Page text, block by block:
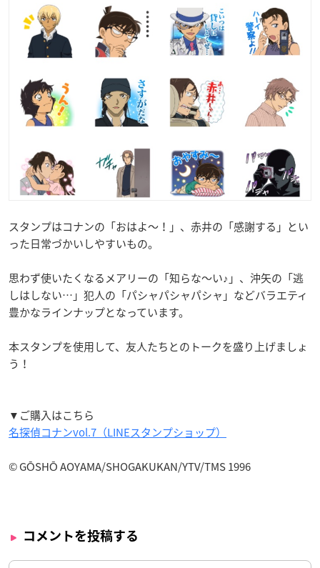
スタンプはコナンの「おはよ〜！」、赤井の「感謝する」とい
った日常づかいしやすいもの。
思わず使いたくなるメアリーの「知らな〜い♪」、沖矢の「逃
しはしない…」犯人の「パシャパシャパシャ」などバラエティ
豊かなラインナップとなっています。
本スタンプを使用して、友人たちとのトークを盛り上げましょ
う！
▼ご購入はこちら
名探偵コナンvol.7（LINEスタンプショップ）
© GŌSHŌ AOYAMA/SHOGAKUKAN/YTV/TMS 1996
コメントを投稿する